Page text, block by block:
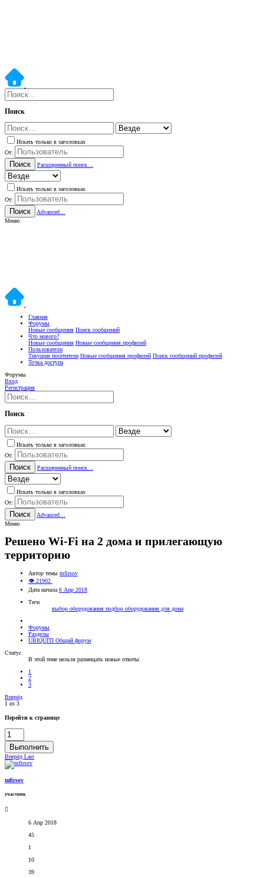
Поиск
Искать только в заголовках
От:
Поиск Расширенный поиск…
Искать только в заголовках
От:
Поиск
Advanced…
Меню
Главная
Форумы
Новые сообщения Поиск сообщений
Что нового?
Новые сообщения Новые сообщения профилей
Пользователи
Текущие посетители Новые сообщения профилей Поиск сообщений профилей
Точка доступа
Форумы
Вход
Регистрация
Поиск
Искать только в заголовках
От:
Поиск Расширенный поиск…
Искать только в заголовках
От:
Поиск
Advanced…
Меню
Решено Wi-Fi на 2 дома и прилегающую
территорию
Автор темы mfirsov
👁 21902
Дата начала 6 Апр 2018
Теги
выбор оборудования подбор оборудования для дома
Форумы
Разделы
UBIQUITI Общий форум
Статус
В этой теме нельзя размещать новые ответы.
1
2
3
Вперёд
1 из 3
Перейти к странице
Выполнить
Вперёд Last
mfirsov
участник
6 Апр 2018
45
1
10
39